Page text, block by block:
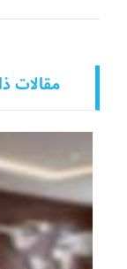
مقالات